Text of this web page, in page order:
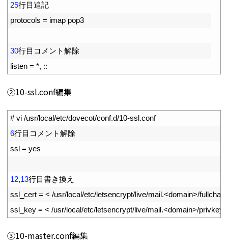
25行目追記
protocols = imap pop3
30行目コメント解除
listen = *, ::
➁10-ssl.conf編集
# vi /usr/local/etc/dovecot/conf.d/10-ssl.conf
6行目コメント解除
ssl = yes
12,13行目書き換え
ssl_cert = < /usr/local/etc/letsencrypt/live/mail.<domain>/fullchain
ssl_key = < /usr/local/etc/letsencrypt/live/mail.<domain>/privkey
➂10-master.conf編集